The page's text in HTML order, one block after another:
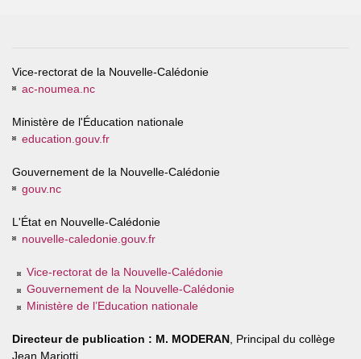
Vice-rectorat de la Nouvelle-Calédonie
ac-noumea.nc
Ministère de l'Éducation nationale
education.gouv.fr
Gouvernement de la Nouvelle-Calédonie
gouv.nc
L'État en Nouvelle-Calédonie
nouvelle-caledonie.gouv.fr
Vice-rectorat de la Nouvelle-Calédonie
Gouvernement de la Nouvelle-Calédonie
Ministère de l’Education nationale
Directeur de publication : M. MODERAN , Principal du collège
Jean Mariotti